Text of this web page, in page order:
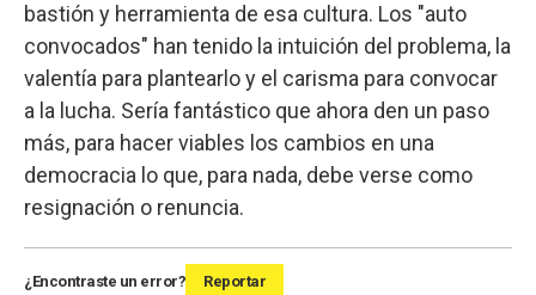
bastión y herramienta de esa cultura. Los "auto
convocados" han tenido la intuición del problema, la
valentía para plantearlo y el carisma para convocar
a la lucha. Sería fantástico que ahora den un paso
más, para hacer viables los cambios en una
democracia lo que, para nada, debe verse como
resignación o renuncia.
¿Encontraste un error? Reportar